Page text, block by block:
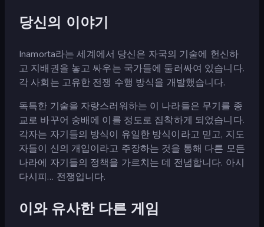
당신의 이야기
Inamorta라는 세계에서 당신은 자국의 기술에 헌신하
고 지배권을 놓고 싸우는 국가들에 둘러싸여 있습니다.
각 사회는 고유한 전쟁 수행 방식을 개발했습니다.
독특한 기술을 자랑스러워하는 이 나라들은 무기를 종
교로 바꾸어 숭배에 이를 정도로 집착하게 되었습니다.
각자는 자기들의 방식이 유일한 방식이라고 믿고, 지도
자들이 신의 개입이라고 주장하는 것을 통해 다른 모든
나라에 자기들의 정책을 가르치는 데 전념합니다. 아시
다시피… 전쟁입니다.
이와 유사한 다른 게임